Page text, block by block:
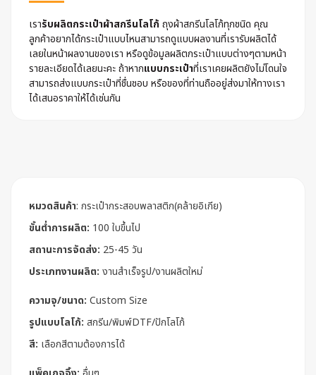
เรารับผลิตกระเป๋าผ้าสกรีนโลโก้ ถุงผ้าสกรีนโลโก้ทุกชนิด คุณ
ลูกค้าอยากได้กระเป๋าแบบไหนสามารถดูแบบผลงานที่เรารับผลิตได้
เลยในหน้าผลงานของเรา หรือดูข้อมูลผลิตกระเป๋าแบบต่างๆตามหน้า
รายละเอียดได้เลยนะคะ ถ้าหากแบบกระเป๋าที่เราเคยผลิตยังไม่โดนใจ
สามารถส่งแบบกระเป๋าที่ชื่นชอบ หรือของที่ท่านถืออยู่ส่งมาให้ทางเรา
ได้เสนอราคาให้ได้เช่นกัน
หมวดสินค้า: กระเป๋ากระสอบพลาสติก(คล้ายอิเกีย)
ขั้นต่ำการผลิต: 100 ใบขึ้นไป
สถานะการจัดส่ง: 25-45 วัน
ประเภทงานผลิต: งานสำเร็จรูป/งานผลิตใหม่
ความจุ/ขนาด: Custom Size
รูปแบบโลโก้: สกรีน/พิมพ์DTF/ปักโลโก้
สี: เลือกสีตามต้องการได้